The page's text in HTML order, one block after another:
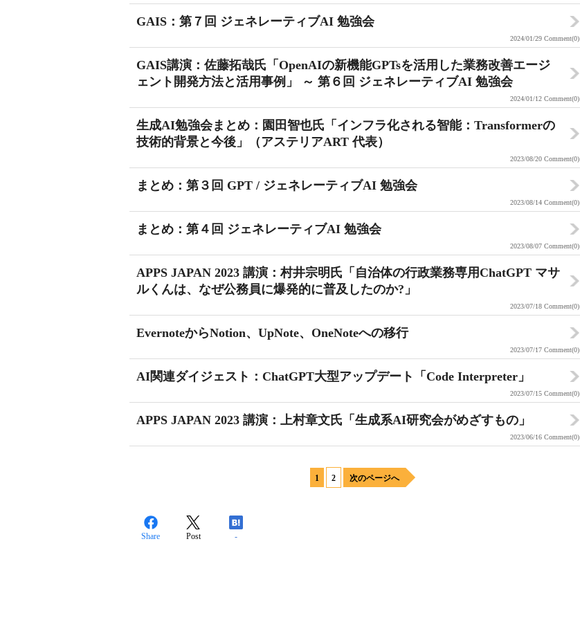
GAIS：第７回 ジェネレーティブAI 勉強会
2024/01/29 Comment(0)
GAIS講演：佐藤拓哉氏「OpenAIの新機能GPTsを活用した業務改善エージ
ェント開発方法と活用事例」 ～ 第６回 ジェネレーティブAI 勉強会
2024/01/12 Comment(0)
生成AI勉強会まとめ：園田智也氏「インフラ化される智能：Transformerの
技術的背景と今後」（アステリアART 代表）
2023/08/20 Comment(0)
まとめ：第３回 GPT / ジェネレーティブAI 勉強会
2023/08/14 Comment(0)
まとめ：第４回 ジェネレーティブAI 勉強会
2023/08/07 Comment(0)
APPS JAPAN 2023 講演：村井宗明氏「自治体の行政業務専用ChatGPT マサ
ルくんは、なぜ公務員に爆発的に普及したのか?」
2023/07/18 Comment(0)
EvernoteからNotion、UpNote、OneNoteへの移行
2023/07/17 Comment(0)
AI関連ダイジェスト：ChatGPT大型アップデート「Code Interpreter」
2023/07/15 Comment(0)
APPS JAPAN 2023 講演：上村章文氏「生成系AI研究会がめざすもの」
2023/06/16 Comment(0)
1 2 次のページへ
Share Post -